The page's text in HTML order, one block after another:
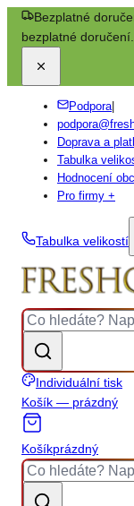
Bezplatné
bezplatné doručení.
Podpora|
Doprava a
Tabulka
Hodnocení
Pro firmy +
Tabulka velikostí
Individuální tisk
Košík — prázdný
Košíkprázdný